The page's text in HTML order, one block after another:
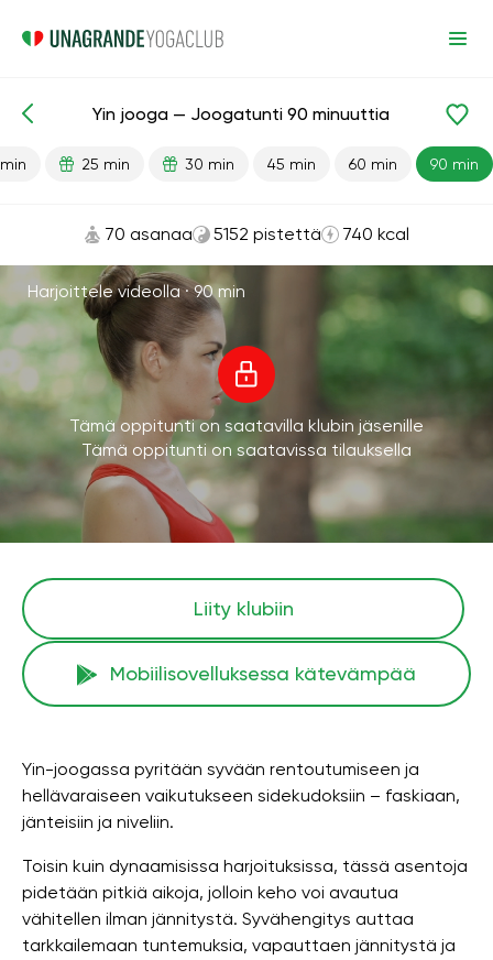
Valmiit oppitunnit Rentoutuminen
Yin jooga — Joogatunti 90 minuuttia
25 min 30 min 45 min 60 min 90 min
70 asanaa 5152 pistettä 740 kcal
Harjoittele videolla ·90 min
Tämä oppitunti on saatavilla klubin jäsenille
Tämä oppitunti on saatavissa tilauksella
Liity klubiin
Mobiilisovelluksessa kätevämpää
Yin-joogassa pyritään syvään rentoutumiseen ja
hellävaraiseen vaikutukseen sidekudoksiin – faskiaan,
jänteisiin ja niveliin.
Toisin kuin dynaamisissa harjoituksissa, tässä asentoja
pidetään pitkiä aikoja, jolloin keho voi avautua
vähitellen ilman jännitystä. Syvähengitys auttaa
tarkkailemaan tuntemuksia, vapauttaen jännitystä ja